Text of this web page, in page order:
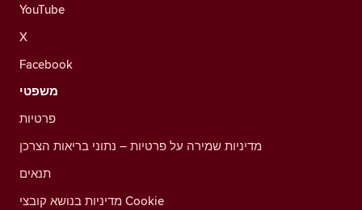
YouTube
X
Facebook
משפטי
פרטיות
מדיניות שמירה על פרטיות – נתוני בריאות הצרכן
תנאים
מדיניות בנושא קובצי Cookie